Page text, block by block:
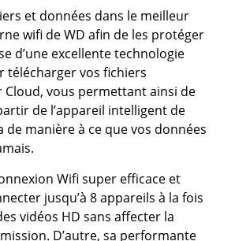
et données dans le meilleur
wifi de WD afin de les protéger
d’une excellente technologie
télécharger vos fichiers
vous permettant ainsi de
de l’appareil intelligent de
de manière à ce que vos données
Wifi super efficace et
jusqu’à 8 appareils à la fois
vidéos HD sans affecter la
D’autre, sa performante